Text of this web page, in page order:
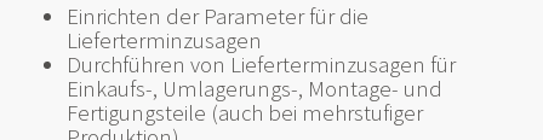
Einrichten der Parameter für die
Lieferterminzusagen
Durchführen von Lieferterminzusagen für
Einkaufs-, Umlagerungs-, Montage- und
Fertigungsteile (auch bei mehrstufiger